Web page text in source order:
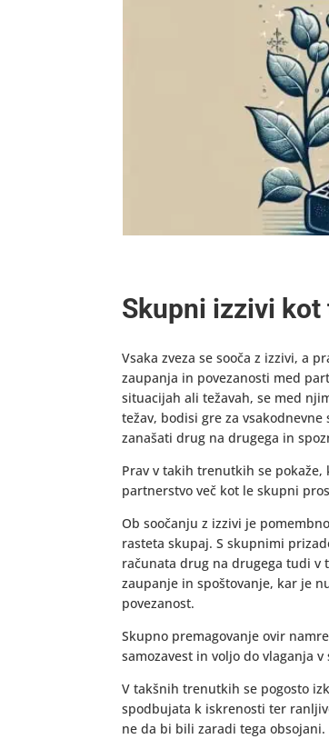
Skupni izzivi
Vsaka zveza se sooča z izzivi, a
zaupanja in povezanosti med
situacijah ali težavah, se med
težav, bodisi gre za
zanašati drug na drugega in
Prav v takih trenutkih se
partnerstvo več kot le skupni
Ob soočanju z izzivi je
rasteta skupaj. S skupnimi
računata drug na drugega tudi v
zaupanje in spoštovanje, kar je
povezanost.
Skupno premagovanje ovir
samozavest in voljo do vlaganja
V takšnih trenutkih se pogosto
spodbujata k iskrenosti ter
ne da bi bili zaradi tega